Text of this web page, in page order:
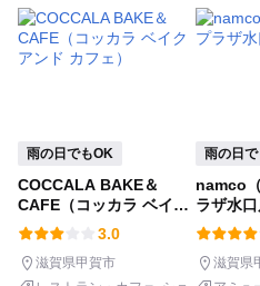
サファリパーク
釣り
いちご狩り
潮干狩り
雨の日でもOK
COCCALA BAKE＆
CAFE（コッカラ ベイク
アンド カフェ）
3.0
滋賀県甲賀市
雨の日
namco
ラザ水
滋賀県